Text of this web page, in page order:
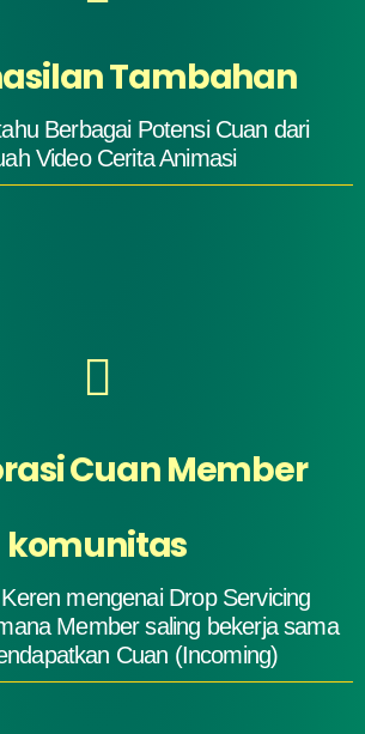
Tambahan
Berbagai Potensi Cuan dari
Video Cerita Animasi
Cuan Member
komunitas
mengenai Drop Servicing
Member saling bekerja sama
Cuan (Incoming)